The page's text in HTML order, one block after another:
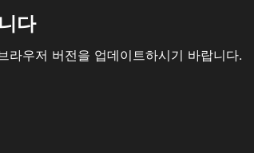
다
라우저 버전을 업데이트하시기 바랍니다.